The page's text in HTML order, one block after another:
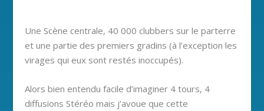
Une Scène centrale, 40 000 clubbers sur le parterre
et une partie des premiers gradins (à l’exception les
virages qui eux sont restés inoccupés).
Alors bien entendu facile d’imaginer 4 tours, 4
diffusions Stéréo mais j’avoue que cette